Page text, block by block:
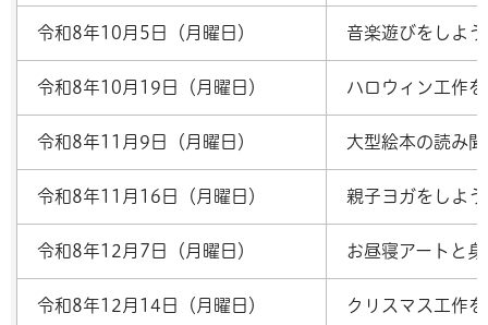
令和8年10月5日（月曜日） 音楽遊びをしよう
令和8年10月19日（月曜日） ハロウィン工作
令和8年11月9日（月曜日） 大型絵本の読み
令和8年11月16日（月曜日） 親子ヨガをしよ
令和8年12月7日（月曜日） お昼寝アートと
令和8年12月14日（月曜日） クリスマス工作